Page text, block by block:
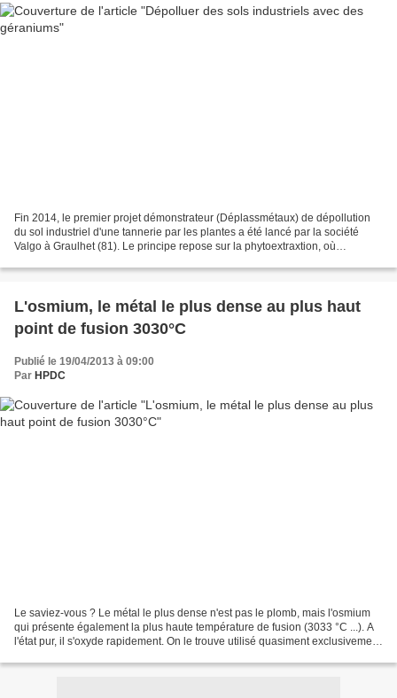
Fin 2014, le premier projet démonstrateur (Déplassmétaux) de dépollution
du sol industriel d'une tannerie par les plantes a été lancé par la société
Valgo à Graulhet (81). Le principe repose sur la phytoextraxtion, où
L'osmium, le métal le plus dense au plus haut
point de fusion 3030°C
Publié le 19/04/2013 à 09:00
Par HPDC
Le saviez-vous ? Le métal le plus dense n'est pas le plomb, mais l'osmium
qui présente également la plus haute température de fusion (3033 °C ...). A
l'état pur, il s'oxyde rapidement. On le trouve utilisé quasiment exclusivement